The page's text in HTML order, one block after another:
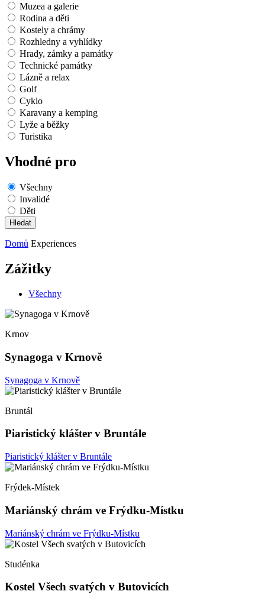
Muzea a galerie
Rodina a děti
Kostely a chrámy
Rozhledny a vyhlídky
Hrady, zámky a památky
Technické památky
Lázně a relax
Golf
Cyklo
Karavany a kemping
Lyže a běžky
Turistika
Vhodné pro
Všechny
Invalidé
Děti
Domů Experiences
Zážitky
Všechny
Krnov
Synagoga v Krnově
Synagoga v Krnově
Bruntál
Piaristický klášter v Bruntále
Piaristický klášter v Bruntále
Frýdek-Místek
Mariánský chrám ve Frýdku-Místku
Mariánský chrám ve Frýdku-Místku
Studénka
Kostel Všech svatých v Butovicích